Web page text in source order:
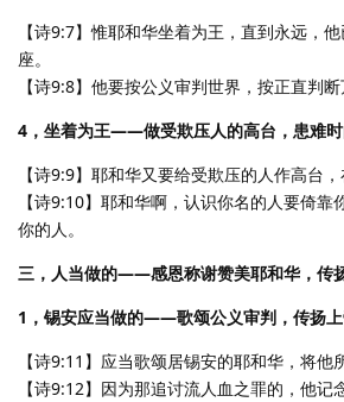
【诗9:7】惟耶和华坐着为王，直到永远，
座。
【诗9:8】他要按公义审判世界，按正直判断
4，坐着为王——做受欺压人的高台，患难时
【诗9:9】耶和华又要给受欺压的人作高台，
【诗9:10】耶和华啊，认识你名的人要倚靠
你的人。
三，人当做的——感恩称谢赞美耶和华，传
1，锡安应当做的——歌颂公义审判，传扬上
【诗9:11】应当歌颂居锡安的耶和华，将他
【诗9:12】因为那追讨流人血之罪的，他记